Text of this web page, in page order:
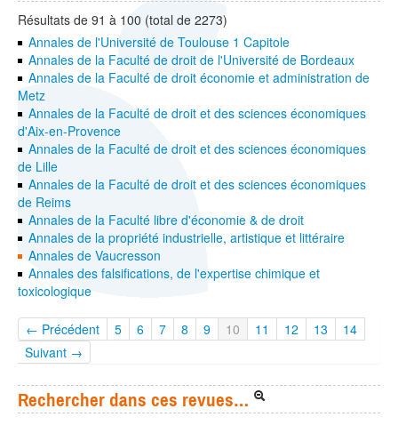
Résultats de 91 à 100 (total de 2273)
Annales de l'Université de Toulouse 1 Capitole
Annales de la Faculté de droit de l'Université de Bordeaux
Annales de la Faculté de droit économie et administration de
Metz
Annales de la Faculté de droit et des sciences économiques
d'Aix-en-Provence
Annales de la Faculté de droit et des sciences économiques
de Lille
Annales de la Faculté de droit et des sciences économiques
de Reims
Annales de la Faculté libre d'économie & de droit
Annales de la propriété industrielle, artistique et littéraire
Annales de Vaucresson
Annales des falsifications, de l'expertise chimique et
toxicologique
← Précédent 5 6 7 8 9 10 11 12 13
14
Suivant →
Rechercher dans ces revues…